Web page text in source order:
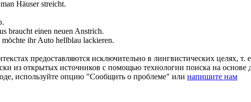
Häuserstreicht.
braucht einen neuen Anstrich.
ihr Auto hellblau lackieren.
предоставляются исключительно в лингвистических целях,
из открытых источников с помощью технологии поиска на
используйте опцию "Сообщить о проблеме" или напишите нам